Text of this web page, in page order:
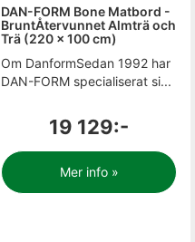
DAN-FORM Bone Matbord -
BruntÅtervunnet Almträ och
Trä (220 x 100 cm)
Om DanformSedan 1992 har
DAN-FORM specialiserat si...
19 129:-
Mer info »